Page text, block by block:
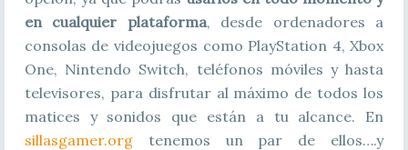
en cualquier plataforma, desde ordenadores a
consolas de videojuegos como PlayStation 4, Xbox
One, Nintendo Switch, teléfonos móviles y hasta
televisores, para disfrutar al máximo de todos los
matices y sonidos que están a tu alcance. En
sillasgamer.orgtenemos un par de ellos….y